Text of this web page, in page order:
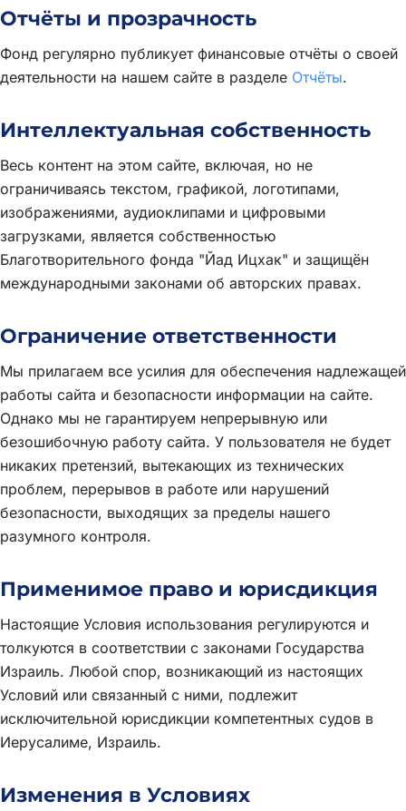
Отчёты и прозрачность
Фонд регулярно публикует финансовые отчёты о своей
деятельности на нашем сайте в разделе Отчёты.
Интеллектуальная собственность
Весь контент на этом сайте, включая, но не
ограничиваясь текстом, графикой, логотипами,
изображениями, аудиоклипами и цифровыми
загрузками, является собственностью
Благотворительного фонда "Йад Ицхак" и защищён
международными законами об авторских правах.
Ограничение ответственности
Мы прилагаем все усилия для обеспечения надлежащей
работы сайта и безопасности информации на сайте.
Однако мы не гарантируем непрерывную или
безошибочную работу сайта. У пользователя не будет
никаких претензий, вытекающих из технических
проблем, перерывов в работе или нарушений
безопасности, выходящих за пределы нашего
разумного контроля.
Применимое право и юрисдикция
Настоящие Условия использования регулируются и
толкуются в соответствии с законами Государства
Израиль. Любой спор, возникающий из настоящих
Условий или связанный с ними, подлежит
исключительной юрисдикции компетентных судов в
Иерусалиме, Израиль.
Изменения в Условиях